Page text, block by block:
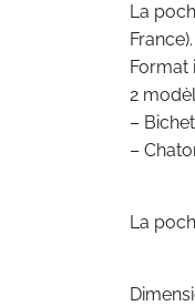
La
France).
Format
2
–
–
La